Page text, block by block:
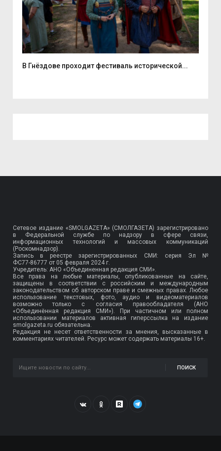
В Гнёздове проходит фестиваль исторической...
Сетевое издание «SMOLGAZETA» (СМОЛГАЗЕТА) зарегистрировано
в Федеральной службе по надзору в сфере связи,
информационных технологий и массовых коммуникаций
(Роскомнадзор).
Запись в реестре зарегистрированных СМИ: серия Эл №
ФС77-86777 от 05 февраля 2024 г.
Учредитель: АНО «Объединенная редакция СМИ».
Все права на любые материалы, опубликованные на сайте,
защищены в соответствии с российским и международным
законодательством об авторском праве и смежных правах. Любое
использование текстовых, фото, аудио и видеоматериалов
возможно только с согласия правообладателя (АНО
«Объединённая редакция СМИ»). При частичном или полном
использовании материалов активная гиперссылка на издание
smolgazeta.ru обязательна.
Редакция не несет ответственности за мнения, высказанные в
комментариях читателей. Ресурс может содержать материалы 16+.
ПОИСК